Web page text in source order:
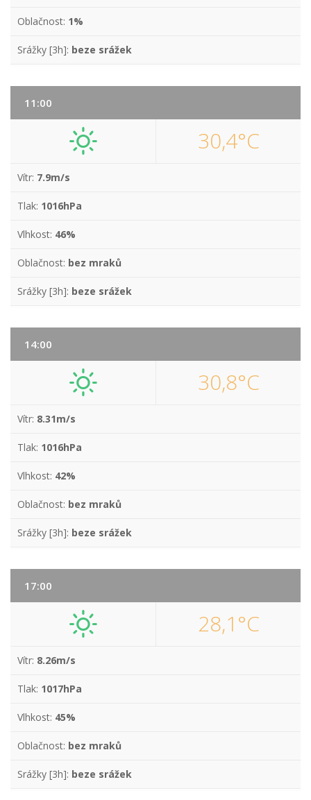
Oblačnost: 1%
Srážky [3h]: beze srážek
11:00
30,4°C
Vítr: 7.9m/s
Tlak: 1016hPa
Vlhkost: 46%
Oblačnost: bez mraků
Srážky [3h]: beze srážek
14:00
30,8°C
Vítr: 8.31m/s
Tlak: 1016hPa
Vlhkost: 42%
Oblačnost: bez mraků
Srážky [3h]: beze srážek
17:00
28,1°C
Vítr: 8.26m/s
Tlak: 1017hPa
Vlhkost: 45%
Oblačnost: bez mraků
Srážky [3h]: beze srážek